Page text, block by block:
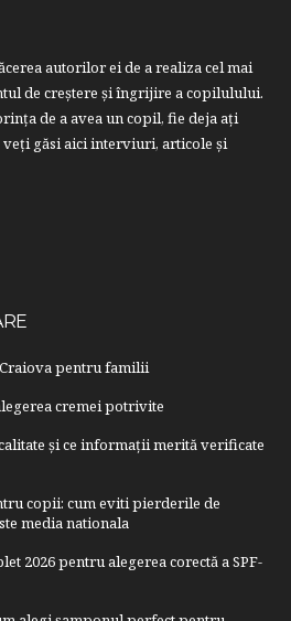
autorilor ei de a realiza cel mai
de creştere şi îngrijire a copilulului.
de a avea un copil, fie deja aţi
găsi aici interviuri, articole şi
pentru familii
cremei potrivite
și ce informații merită verificate
copii: cum eviti pierderile de
media nationala
2026 pentru alegerea corectă a SPF-